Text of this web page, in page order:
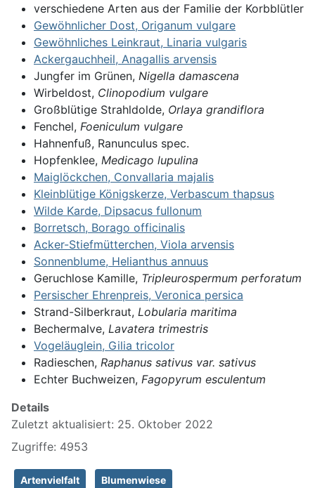
verschiedene Arten aus der Familie der Korbblütler
Gewöhnlicher Dost, Origanum vulgare
Gewöhnliches Leinkraut, Linaria vulgaris
Ackergauchheil, Anagallis arvensis
Jungfer im Grünen, Nigella damascena
Wirbeldost, Clinopodium vulgare
Großblütige Strahldolde, Orlaya grandiflora
Fenchel, Foeniculum vulgare
Hahnenfuß, Ranunculus spec.
Hopfenklee, Medicago lupulina
Maiglöckchen, Convallaria majalis
Kleinblütige Königskerze, Verbascum thapsus
Wilde Karde, Dipsacus fullonum
Borretsch, Borago officinalis
Acker-Stiefmütterchen, Viola arvensis
Sonnenblume, Helianthus annuus
Geruchlose Kamille, Tripleurospermum perforatum
Persischer Ehrenpreis, Veronica persica
Strand-Silberkraut, Lobularia maritima
Bechermalve, Lavatera trimestris
Vogeläuglein, Gilia tricolor
Radieschen, Raphanus sativus var. sativus
Echter Buchweizen, Fagopyrum esculentum
Details
Zuletzt aktualisiert: 25. Oktober 2022
Zugriffe: 4953
Artenvielfalt Blumenwiese